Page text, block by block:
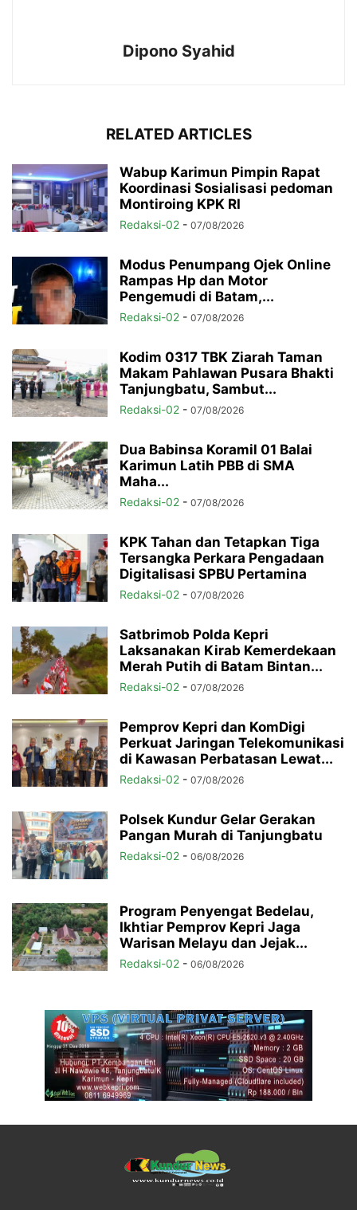
Dipono Syahid
RELATED ARTICLES
Wabup Karimun Pimpin Rapat
Koordinasi Sosialisasi pedoman
Montiroing KPK RI
Redaksi-02 - 07/08/2026
Modus Penumpang Ojek Online
Rampas Hp dan Motor
Pengemudi di Batam,...
Redaksi-02 - 07/08/2026
Kodim 0317 TBK Ziarah Taman
Makam Pahlawan Pusara Bhakti
Tanjungbatu, Sambut...
Redaksi-02 - 07/08/2026
Dua Babinsa Koramil 01 Balai
Karimun Latih PBB di SMA
Maha...
Redaksi-02 - 07/08/2026
KPK Tahan dan Tetapkan Tiga
Tersangka Perkara Pengadaan
Digitalisasi SPBU Pertamina
Redaksi-02 - 07/08/2026
Satbrimob Polda Kepri
Laksanakan Kirab Kemerdekaan
Merah Putih di Batam Bintan...
Redaksi-02 - 07/08/2026
Pemprov Kepri dan KomDigi
Perkuat Jaringan Telekomunikasi
di Kawasan Perbatasan Lewat...
Redaksi-02 - 07/08/2026
Polsek Kundur Gelar Gerakan
Pangan Murah di Tanjungbatu
Redaksi-02 - 06/08/2026
Program Penyengat Bedelau,
Ikhtiar Pemprov Kepri Jaga
Warisan Melayu dan Jejak...
Redaksi-02 - 06/08/2026